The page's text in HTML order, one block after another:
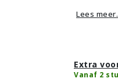
Lees
Extra
Vanaf 2